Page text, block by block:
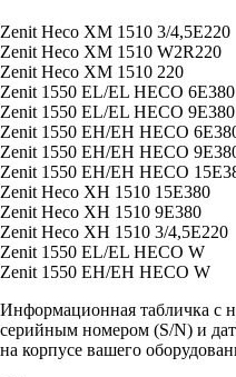
Zenit Heco XM 1510 3/4,5E220
Zenit Heco XM 1510 W2R220
Zenit Heco XM 1510 220
Zenit 1550 EL/EL HECO 6E380
Zenit 1550 EL/EL HECO 9E380
Zenit 1550 EH/EH HECO
Zenit 1550 EH/EH HECO
Zenit 1550 EH/EH HECO
Zenit Heco XH 1510 15E380
Zenit Heco XH 1510 9E380
Zenit Heco XH 1510 3/4,5E220
Zenit 1550 EL/EL HECO W
Zenit 1550 EH/EH HECO W
Информационная табличка с
серийным номером (S/N) и
на корпусе вашего